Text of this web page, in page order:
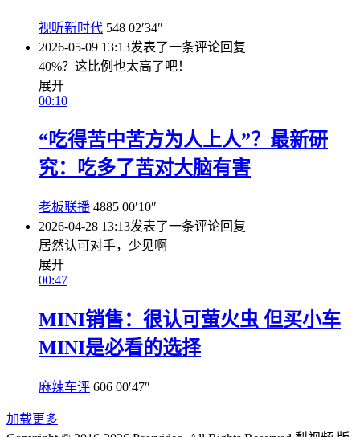
视听新时代 548 02′34″
2026-05-09 13:13发表了一条评论回复
40%？这比例也太高了吧！
展开
00:10
“吃得苦中苦方为人上人”？最新研
究：吃多了苦对大脑有害
老板联播 4885 00′10″
2026-04-28 13:13发表了一条评论回复
居然认可对手，少见啊
展开
00:47
MINI销售：很认可萤火虫 但买小车
MINI是必看的选择
麻辣车评 606 00′47″
加载更多